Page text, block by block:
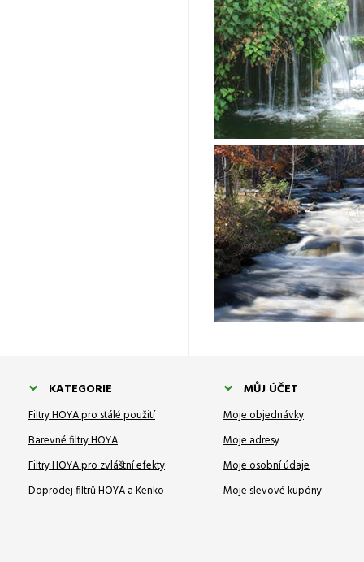
KATEGORIE
Filtry HOYA pro stálé použití
Barevné filtry HOYA
Filtry HOYA pro zvláštní efekty
Doprodej filtrů HOYA a Kenko
MŮJ ÚČET
Moje objednávky
Moje adresy
Moje osobní údaje
Moje slevové kupóny